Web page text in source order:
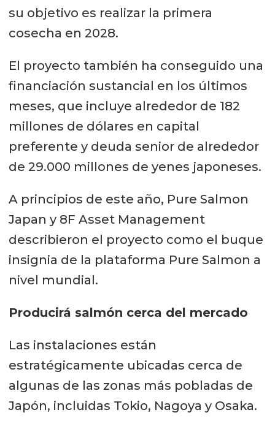
su objetivo es realizar la primera
cosecha en 2028.
El proyecto también ha conseguido una
financiación sustancial en los últimos
meses, que incluye alrededor de 182
millones de dólares en capital
preferente y deuda senior de alrededor
de 29.000 millones de yenes japoneses.
A principios de este año, Pure Salmon
Japan y 8F Asset Management
describieron el proyecto como el buque
insignia de la plataforma Pure Salmon a
nivel mundial.
Producirá salmón cerca del mercado
Las instalaciones están
estratégicamente ubicadas cerca de
algunas de las zonas más pobladas de
Japón, incluidas Tokio, Nagoya y Osaka.